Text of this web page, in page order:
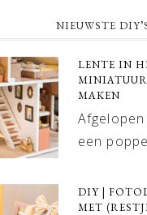
NIEUWSTE
LENTE IN
MAKEN
een
DIY |
MET